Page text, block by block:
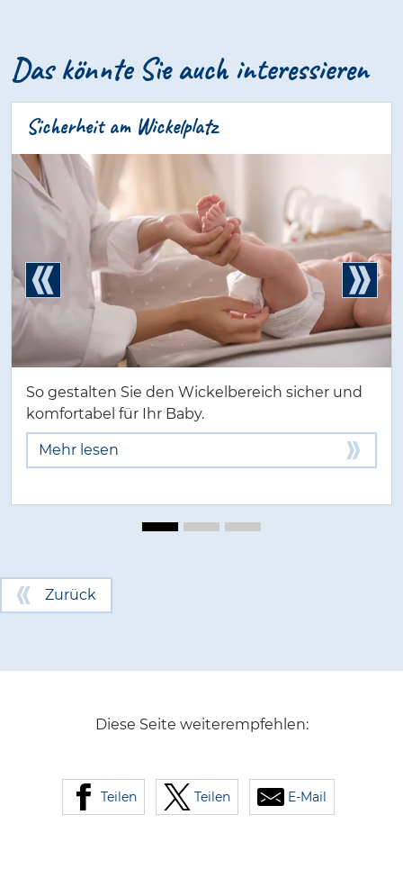
Das könnte Sie auch interessieren
Sicherheit am Wickelplatz
So gestalten Sie den Wickelbereich sicher und
komfortabel für Ihr Baby.
Mehr lesen
Zurück
Diese Seite weiterempfehlen:
Teilen Teilen E-Mail